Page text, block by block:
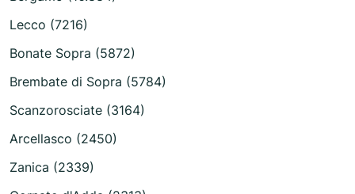
Lecco (7216)
Bonate Sopra (5872)
Brembate di Sopra (5784)
Scanzorosciate (3164)
Arcellasco (2450)
Zanica (2339)